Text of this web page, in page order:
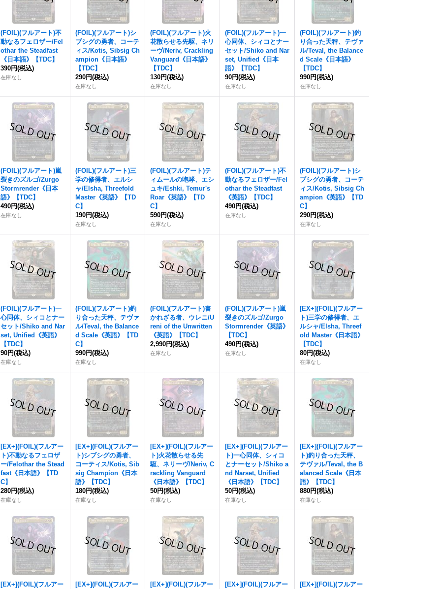
(FOIL)(フルアート)不
動なるフェロザー/Fel
othar the Steadfast
《日本語》【TDC】
390円(税込)
在庫なし
(FOIL)(フルアート)シ
ブシグの勇者、コーテ
ィス/Kotis, Sibsig Ch
ampion《日本語》
【TDC】
290円(税込)
在庫なし
(FOIL)(フルアート)火
花散らせる先駆、ネリ
ーヴ/Neriv, Crackling
Vanguard《日本語》
【TDC】
130円(税込)
在庫なし
(FOIL)(フルアート)一
心同体、シィコとナー
セット/Shiko and Nar
set, Unified《日本
語》【TDC】
90円(税込)
在庫なし
(FOIL)(フルアート)釣
り合った天秤、テヴァ
ル/Teval, the Balance
d Scale《日本語》
【TDC】
990円(税込)
在庫なし
(FOIL)(フルアート)嵐
裂きのズルゴ/Zurgo
Stormrender《日本
語》【TDC】
490円(税込)
在庫なし
(FOIL)(フルアート)三
学の修得者、エルシ
ャ/Elsha, Threefold
Master《英語》【TD
C】
190円(税込)
在庫なし
(FOIL)(フルアート)テ
ィムールの咆哮、エシ
ュキ/Eshki, Temur's
Roar《英語》【TD
C】
590円(税込)
在庫なし
(FOIL)(フルアート)不
動なるフェロザー/Fel
othar the Steadfast
《英語》【TDC】
490円(税込)
在庫なし
(FOIL)(フルアート)シ
ブシグの勇者、コーテ
ィス/Kotis, Sibsig Ch
ampion《英語》【TD
C】
290円(税込)
在庫なし
(FOIL)(フルアート)一
心同体、シィコとナー
セット/Shiko and Nar
set, Unified《英語》
【TDC】
90円(税込)
在庫なし
(FOIL)(フルアート)釣
り合った天秤、テヴァ
ル/Teval, the Balance
d Scale《英語》【TD
C】
990円(税込)
在庫なし
(FOIL)(フルアート)書
かれざる者、ウレニ/U
reni of the Unwritten
《英語》【TDC】
2,990円(税込)
在庫なし
(FOIL)(フルアート)嵐
裂きのズルゴ/Zurgo
Stormrender《英語》
【TDC】
490円(税込)
在庫なし
[EX+](FOIL)(フルアー
ト)三学の修得者、エ
ルシャ/Elsha, Threef
old Master《日本語》
【TDC】
80円(税込)
在庫なし
[EX+](FOIL)(フルアー
ト)不動なるフェロザ
ー/Felothar the Stead
fast《日本語》【TD
C】
280円(税込)
在庫なし
[EX+](FOIL)(フルアー
ト)シブシグの勇者、
コーティス/Kotis, Sib
sig Champion《日本
語》【TDC】
180円(税込)
在庫なし
[EX+](FOIL)(フルアー
ト)火花散らせる先
駆、ネリーヴ/Neriv, C
rackling Vanguard
《日本語》【TDC】
50円(税込)
在庫なし
[EX+](FOIL)(フルアー
ト)一心同体、シィコ
とナーセット/Shiko a
nd Narset, Unified
《日本語》【TDC】
50円(税込)
在庫なし
[EX+](FOIL)(フルアー
ト)釣り合った天秤、
テヴァル/Teval, the B
alanced Scale《日本
語》【TDC】
880円(税込)
在庫なし
[EX+](FOIL)(フルアー
[EX+](FOIL)(フルアー
[EX+](FOIL)(フルアー
[EX+](FOIL)(フルアー
[EX+](FOIL)(フルアー